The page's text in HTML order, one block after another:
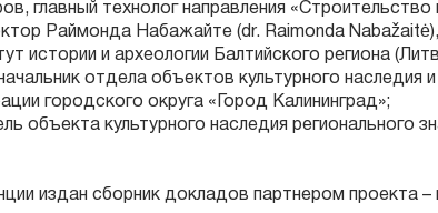
главный технолог направления
Раймонда Набажайте (dr. Raimonda Nabažaitė),
истории и археологии Балтийского региона
отдела объектов культурного наследия
городского округа «Город Калининград»;
объекта культурного наследия регионального
издан сборник докладов партнером проекта